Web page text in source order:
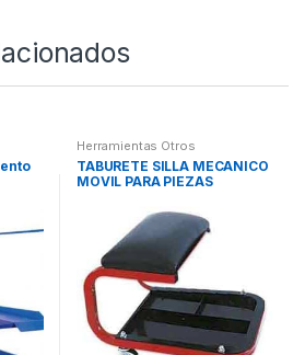
Herramientas Otros
TABURETE SILLA MECANICO
MOVIL PARA PIEZAS